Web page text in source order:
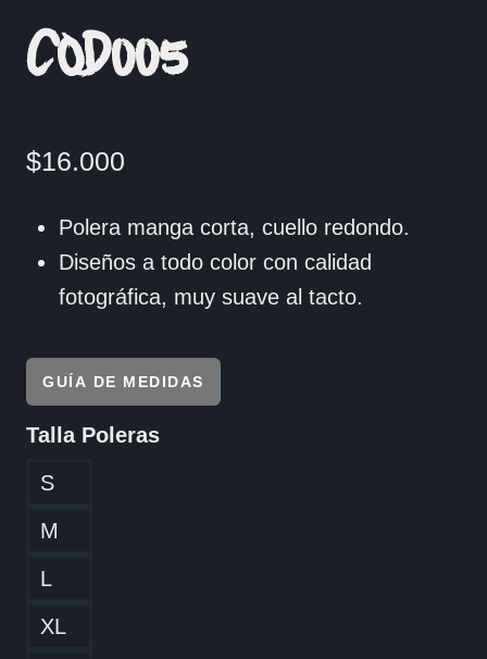
COD005
$16.000
Polera manga corta, cuello redondo.
Diseños a todo color con calidad
fotográfica, muy suave al tacto.
GUÍA DE MEDIDAS
Talla Poleras
S
M
L
XL